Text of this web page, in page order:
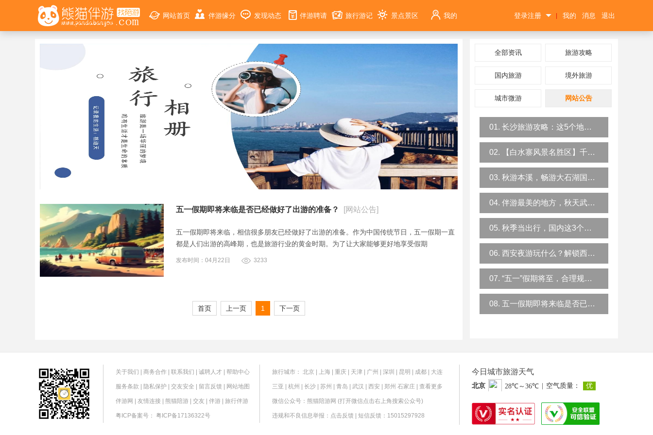
网站首页 伴游缘分 发现动态 伴游聘请 旅行游记 景点景区 我的 登录注册 我的 消息 退出
五一假期即将来临是否已经做好了出游的准备？ [网站公告]
五一假期即将来临，相信很多朋友已经做好了出游的准备。作为中国传统节日，五一假期一直
都是人们出游的高峰期，也是旅游行业的黄金时期。为了让大家能够更好地享受假期
发布时间：04月22日 3233
首页 上一页 1 下一页
全部资讯 旅游攻略
国内旅游 境外旅游
城市微游 网站公告
01. 长沙旅游攻略：这5个地方一定要去！
02. 【白水寨风景名胜区】千万不要来白水寨，我怕你会爱上这里的瀑
03. 秋游本溪，畅游大石湖国家地质公园旅游攻略
04. 伴游最美的地方，秋天武汉木兰云雾山彩林环绕
05. 秋季当出行，国内这3个秘境最值得去
06. 西安夜游玩什么？解锁西安夜游新玩法
07. “五一”假期将至，合理规划，安全防范牢记心中
08. 五一假期即将来临是否已经做好了出游的准备？
关于我们 商务合作 联系我们 诚聘人才 帮助中心
服务条款 隐私保护 交友安全 留言反馈 网站地图
伴游网 友情连接 熊猫陪游 交友 伴游 旅行伴游
粤ICP备案号： 粤ICP备17136322号
旅行城市： 北京 上海 重庆 天津 广州 深圳 昆明 成都 大连
三亚 杭州 长沙 苏州 青岛 武汉 西安 郑州 石家庄 查看更多
微信公众号：熊猫陪游网 (打开微信点击右上角搜索公众号)
违规和不良信息举报： 点击反馈 | 短信反馈：15015297928
今日城市旅游天气